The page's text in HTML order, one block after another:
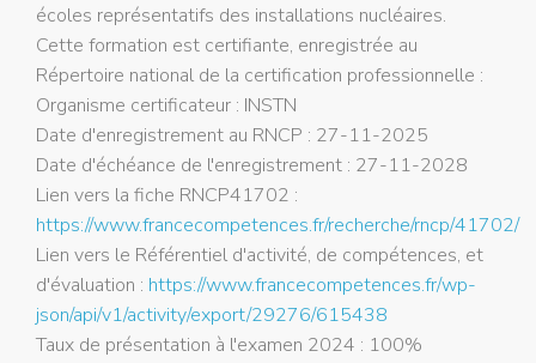
écoles représentatifs des installations nucléaires.
Cette formation est certifiante, enregistrée au
Répertoire national de la certification professionnelle :
Organisme certificateur : INSTN
Date d'enregistrement au RNCP : 27-11-2025
Date d'échéance de l'enregistrement : 27-11-2028
Lien vers la fiche RNCP41702 :
https://www.francecompetences.fr/recherche/rncp/41702/
Lien vers le Référentiel d'activité, de compétences, et
d'évaluation : https://www.francecompetences.fr/wp-
json/api/v1/activity/export/29276/615438
Taux de présentation à l'examen 2024 : 100%